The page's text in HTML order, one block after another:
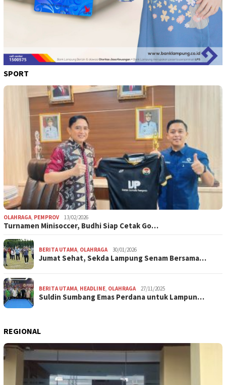
SPORT
OLAHRAGA, PEMPROV 13/02/2026
Turnamen Minisoccer, Budhi Siap Cetak Go…
BERITA UTAMA, OLAHRAGA 30/01/2026
Jumat Sehat, Sekda Lampung Senam Bersama…
BERITA UTAMA, HEADLINE, OLAHRAGA 27/11/2025
Suldin Sumbang Emas Perdana untuk Lampun…
REGIONAL